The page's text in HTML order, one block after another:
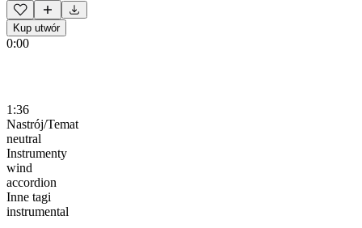
Kup utwór
0:00
1:36
Nastrój/Temat
neutral
Instrumenty
wind
accordion
Inne tagi
instrumental